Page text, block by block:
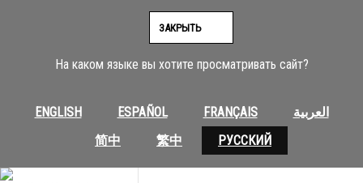
На каком языке вы хотите просматривать сайт?
ENGLISH ESPAÑOL FRANÇAIS
العربية
简中
繁中 РУССКИЙ
ЗАКРЫТЬ